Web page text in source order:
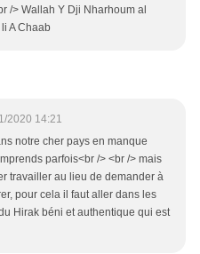
/> Wallah Y Dji Nharhoum al
A Chaab
2020 14:21
notre cher pays en manque
parfois<br /> <br /> mais
travailler au lieu de demander à
pour cela il faut aller dans les
Hirak béni et authentique qui est